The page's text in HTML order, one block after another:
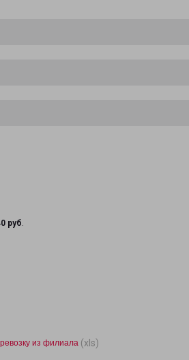
руб.
из филиала (xls)